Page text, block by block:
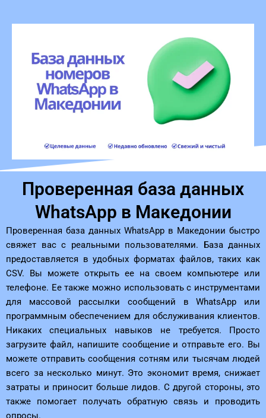
Проверенная база данных
WhatsApp в Македонии
Проверенная база данных WhatsApp в Македонии быстро
свяжет вас с реальными пользователями. База данных
предоставляется в удобных форматах файлов, таких как
CSV. Вы можете открыть ее на своем компьютере или
телефоне. Ее также можно использовать с инструментами
для массовой рассылки сообщений в WhatsApp или
программным обеспечением для обслуживания клиентов.
Никаких специальных навыков не требуется. Просто
загрузите файл, напишите сообщение и отправьте его. Вы
можете отправить сообщения сотням или тысячам людей
всего за несколько минут. Это экономит время, снижает
затраты и приносит больше лидов. С другой стороны, это
также помогает получать обратную связь и проводить